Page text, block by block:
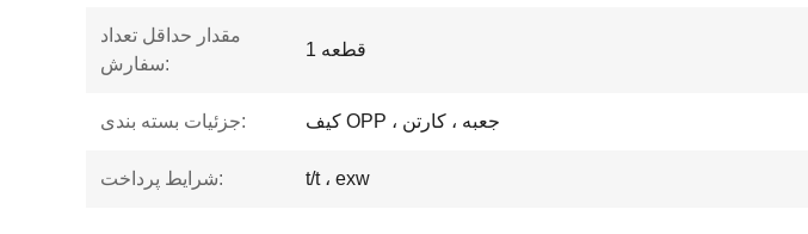
مقدار حداقل تعداد
سفارش:
1 قطعه
جزئیات بسته بندی: کیف OPP ، جعبه ، کارتن
شرایط پرداخت: t/t ، exw